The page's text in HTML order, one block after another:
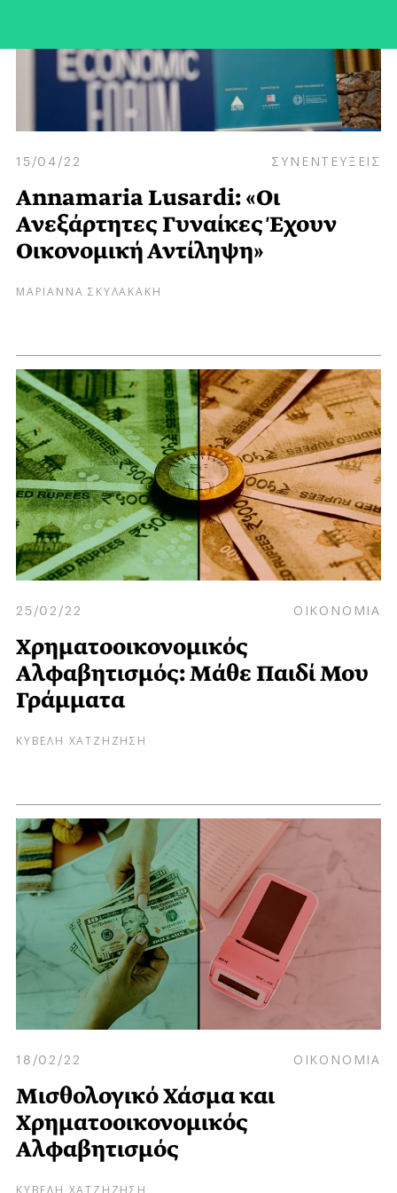
15/04/22 ΣΥΝΕΝΤΕΥΞΕΙΣ
Annamaria Lusardi: «Οι
Ανεξάρτητες Γυναίκες Έχουν
Οικονομική Αντίληψη»
ΜΑΡΙΑΝΝΑ ΣΚΥΛΑΚΑΚΗ
25/02/22 ΟΙΚΟΝΟΜΙΑ
Χρηματοοικονομικός
Αλφαβητισμός: Μάθε Παιδί Μου
Γράμματα
ΚΥΒΕΛΗ ΧΑΤΖΗΖΗΣΗ
18/02/22 ΟΙΚΟΝΟΜΙΑ
Μισθολογικό Χάσμα και
Χρηματοοικονομικός
Αλφαβητισμός
ΚΥΒΕΛΗ ΧΑΤΖΗΖΗΣΗ